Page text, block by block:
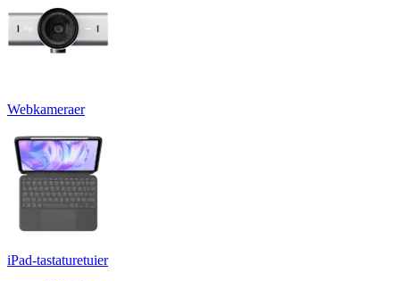
Webkameraer
iPad-tastaturetuier